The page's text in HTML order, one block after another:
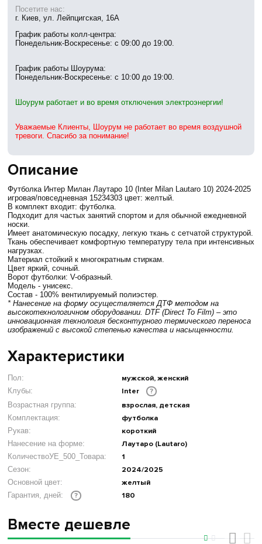
Описание
Футболка Интер Милан Лаутаро 10 (Inter Milan Lautaro 10) 2024-2025
игровая/повседневная 15234303 цвет: желтый.
В комплект входит: футболка.
Подходит для частых занятий спортом и для обычной ежедневной
носки.
Имеет анатомическую посадку, легкую ткань с сетчатой структурой.
Ткань обеспечивает комфортную температуру тела при интенсивных
нагрузках.
Материал стойкий к многократным стиркам.
Цвет яркий, сочный.
Ворот футболки: V-образный.
Модель - унисекс.
Состав - 100% вентилируемый полиэстер.
* Нанесение на форму осуществляется ДТФ методом на
высокотехнологичном оборудовании. DTF (Direct To Film) – это
инновационная технология бесконтурного термического переноса
изображений с высокой степенью качества и насыщенности.
Характеристики
Пол: мужской, женский
Клубы: Inter ?
Возрастная группа: взрослая, детская
Комплектация: футболка
Рукав: короткий
Нанесение на форме: Лаутаро (Lautaro)
КоличествоУЕ_500_Товара: 1
Сезон: 2024/2025
Основной цвет: желтый
Гарантия, дней: ? 180
Посетите нас:
г. Киев, ул. Лейпцигская, 16А
График работы колл-центра:
Понедельник-Воскресенье: с 09:00 до 19:00.
График работы Шоурума:
Понедельник-Воскресенье: с 10:00 до 19:00.
Шоурум работает и во время отключения электроэнергии!
Уважаемые Клиенты, Шоурум не работает во время воздушной
тревоги. Спасибо за понимание!
Вместе дешевле